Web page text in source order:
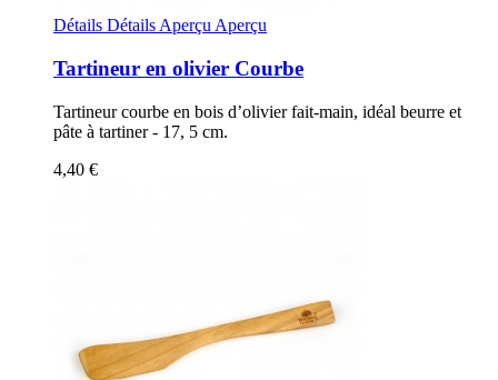
Détails Détails Aperçu Aperçu
Tartineur en olivier Courbe
Tartineur courbe en bois d’olivier fait-main, idéal beurre et
pâte à tartiner - 17, 5 cm.
4,40 €